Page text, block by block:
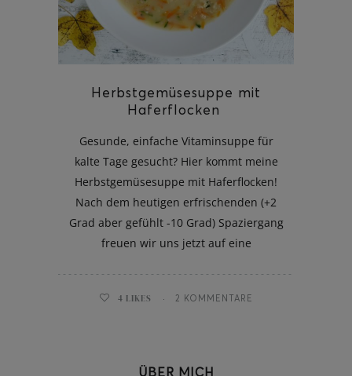
Herbstgemüsesuppe mit
Haferflocken
Gesunde, einfache Vitaminsuppe für
kalte Tage gesucht? Hier kommt meine
Herbstgemüsesuppe mit Haferflocken!
Nach dem heutigen erfrischenden (+2
Grad aber gefühlt -10 Grad) Spaziergang
freuen wir uns jetzt auf eine
4 LIKES 2 KOMMENTARE
ÜBER MICH